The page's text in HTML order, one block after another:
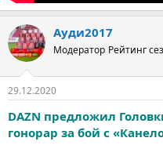
Ауди2017
Модератор Рейтинг
29.12.2020
DAZN предложил
гонорар за бой с